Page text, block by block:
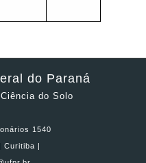
do Paraná
do Solo
1540